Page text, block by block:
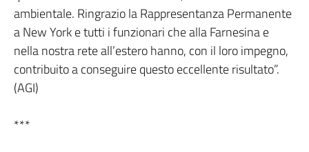
ambientale. Ringrazio la Rappresentanza Permanente
a New York e tutti i funzionari che alla Farnesina e
nella nostra rete all’estero hanno, con il loro impegno,
contribuito a conseguire questo eccellente risultato”.
(AGI)
***